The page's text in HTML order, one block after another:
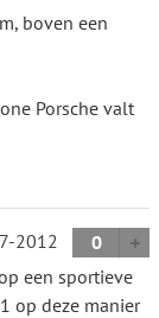
boven een
Porsche valt
2012
0
een sportieve
op deze manier